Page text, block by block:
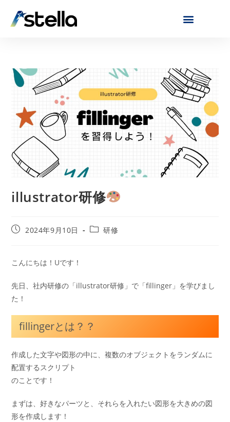
illustrator研修
2024年9月10日 研修
こんにちは！Uです！
先日、社内研修の「illustrator研修」で「fillinger」を学びまし
た！
fillingerとは？？
作成した文字や図形の中に、複数のオブジェクトをランダムに
配置するスクリプト
のことです！
まずは、好きなパーツと、それらを入れたい図形を大きめの図
形を作成します！